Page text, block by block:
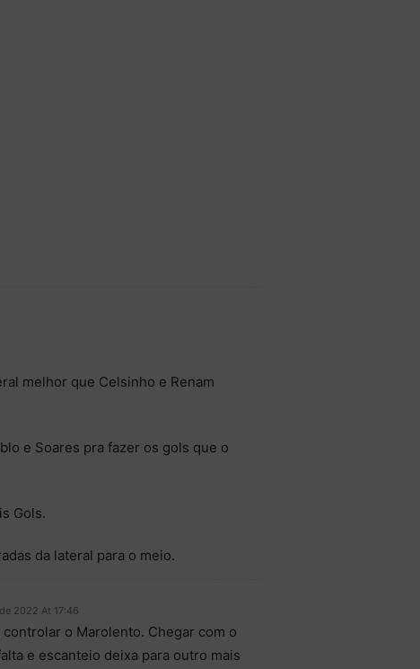
melhor que Celsinho e Renam
e Soares pra fazer os gols que o
Gols.
da lateral para o meio.
2022 At 17:46
o Marolento. Chegar com o
e escanteio deixa para outro mais